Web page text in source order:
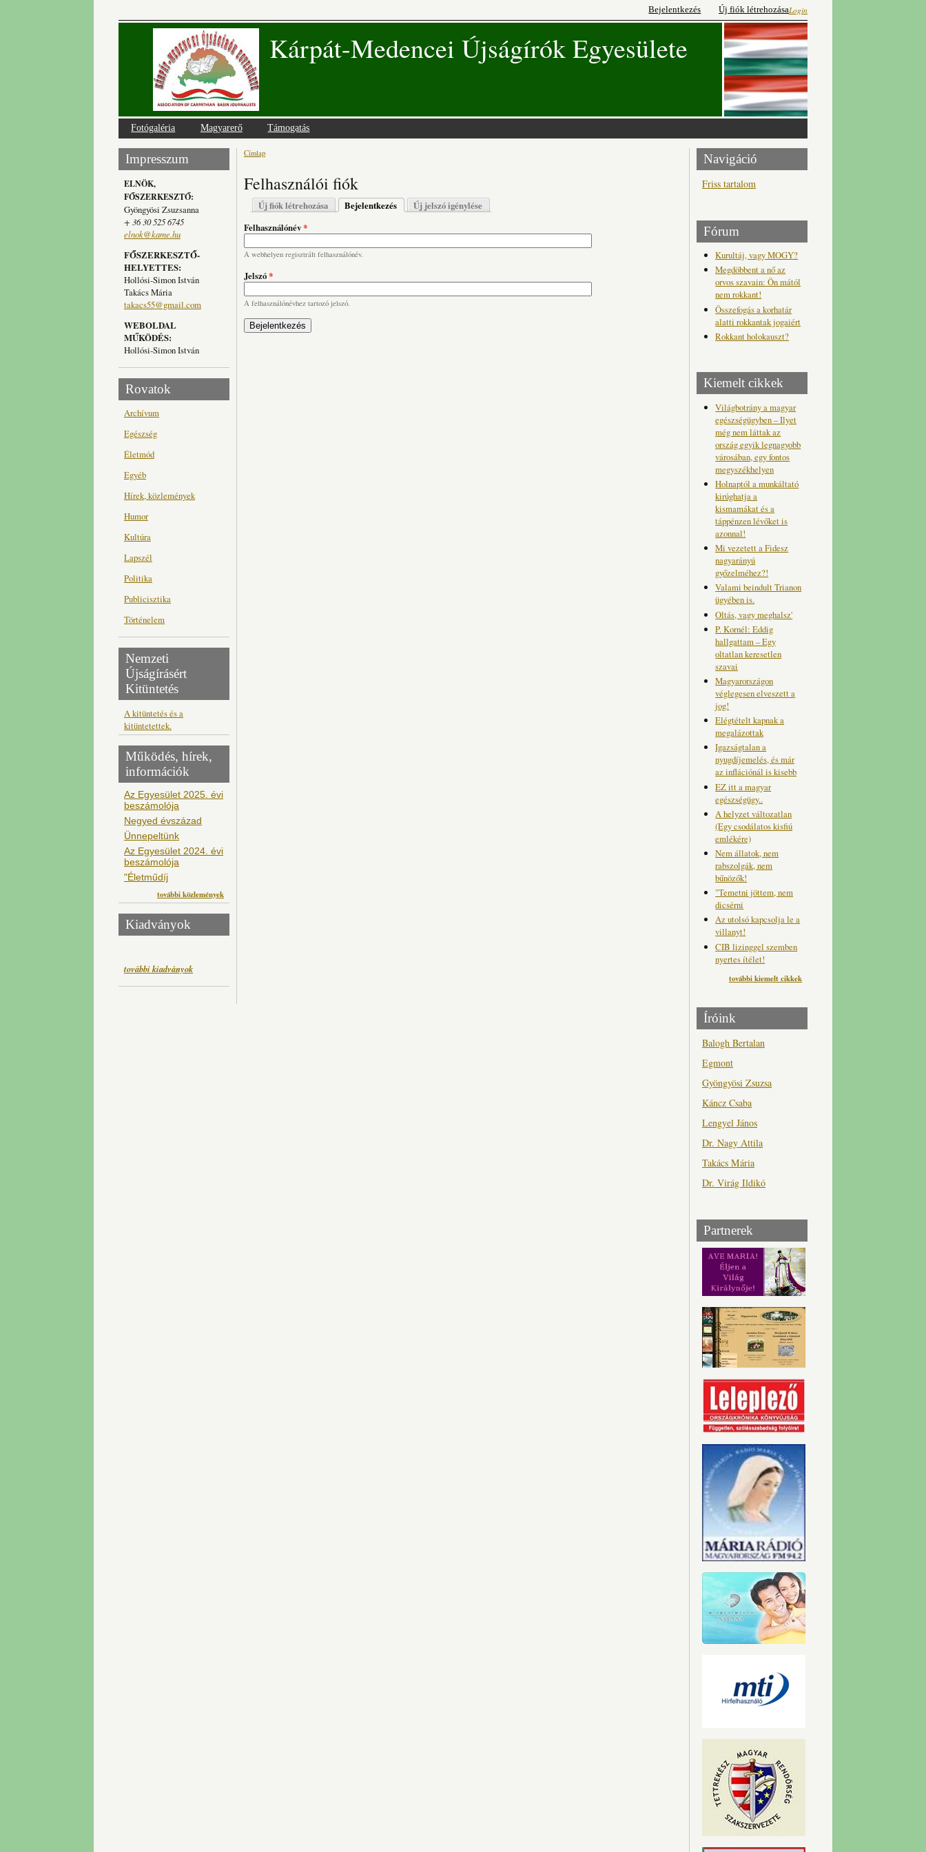
Login
Bejelentkezés Új fiók létrehozása
Kárpát-Medencei Újságírók Egyesülete
Fotógaléria Magyarerő Támogatás
Impresszum
ELNÖK,
FŐSZERKESZTŐ:
Gyöngyösi Zsuzsanna
+ 36 30 525 6745
elnok@kame.hu
FŐSZERKESZTŐ-
HELYETTES:
Hollósi-Simon István
Takács Mária
takacs55@gmail.com
WEBOLDAL
MŰKÖDÉS:
Hollósi-Simon István
Rovatok
Archívum
Egészség
Életmód
Egyéb
Hírek, közlemények
Humor
Kultúra
Lapszél
Politika
Publicisztika
Történelem
Nemzeti
Újságírásért
Kitüntetés
A kitüntetés és a
kitüntetettek.
Működés, hírek,
információk
Az Egyesület 2025. évi
beszámolója
Negyed évszázad
Ünnepeltünk
Az Egyesület 2024. évi
beszámolója
"Életműdíj
további közlemények
Kiadványok
további kiadványok
Jelenlegi hely
Címlap
Felhasználói fiók
Elsődleges fülek
Új fiók létrehozása Bejelentkezés (aktív fül)
Új jelszó igénylése
Felhasználónév*
A webhelyen regisztrált felhasználónév.
Jelszó*
A felhasználónévhez tartozó jelszó.
Navigáció
Friss tartalom
Fórum
Kurultáj, vagy MOGY?
Megdöbbent a nő az
orvos szavain: Ön mától
nem rokkant!
Összefogás a korhatár
alatti rokkantak jogaiért
Rokkant holokauszt?
Kiemelt cikkek
Világbotrány a magyar
egészségügyben – Ilyet
még nem láttak az
ország egyik legnagyobb
városában, egy fontos
megyszékhelyen
Holnaptól a munkáltató
kirúghatja a
kismamákat és a
táppénzen lévőket is
azonnal!
Mi vezetett a Fidesz
nagyarányú
győzelméhez?!
Valami beindult Trianon
ügyében is.
Oltás, vagy meghalsz'
P. Kornél: Eddig
hallgattam – Egy
oltatlan keresetlen
szavai
Magyarországon
véglegesen elveszett a
jog!
Elégtételt kapnak a
megalázottak
Igazságtalan a
nyugdíjemelés, és már
az inflációnál is kisebb
EZ itt a magyar
egészségügy..
A helyzet változatlan
(Egy csodálatos kisfiú
emlékére)
Nem állatok, nem
rabszolgák, nem
bűnözők!
"Temetni jöttem, nem
dicsérni
Az utolsó kapcsolja le a
villanyt!
CIB lizinggel szemben
nyertes ítélet!
további kiemelt cikkek
Íróink
Balogh Bertalan
Egmont
Gyöngyösi Zsuzsa
Káncz Csaba
Lengyel János
Dr. Nagy Attila
Takács Mária
Dr. Virág Ildikó
Partnerek